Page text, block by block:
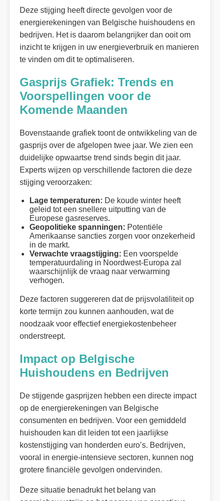
Deze stijging heeft directe gevolgen voor de
energierekeningen van Belgische huishoudens en
bedrijven. Het is daarom belangrijker dan ooit om
inzicht te krijgen in uw energieverbruik en manieren
te vinden om dit te optimaliseren.
Gasprijs Grafiek: Trends en
Voorspellingen voor de
Komende Maanden
Bovenstaande grafiek toont de ontwikkeling van de
gasprijs over de afgelopen twee jaar. We zien een
duidelijke opwaartse trend sinds begin dit jaar.
Experts wijzen op verschillende factoren die deze
stijging veroorzaken:
Lage temperaturen: De koude winter heeft
geleid tot een snellere uitputting van de
Europese gasreserves.
Geopolitieke spanningen: Potentiële
Amerikaanse sancties zorgen voor onzekerheid
in de markt.
Verwachte vraagstijging: Een voorspelde
temperatuurdaling in Noordwest-Europa zal
waarschijnlijk de vraag naar verwarming
verhogen.
Deze factoren suggereren dat de prijsvolatiliteit op
korte termijn zou kunnen aanhouden, wat de
noodzaak voor effectief energiekostenbeheer
onderstreept.
Impact op Belgische
Huishoudens en Bedrijven
De stijgende gasprijzen hebben een directe impact
op de energierekeningen van Belgische
consumenten en bedrijven. Voor een gemiddeld
huishouden kan dit leiden tot een jaarlijkse
kostenstijging van honderden euro’s. Bedrijven,
vooral in energie-intensieve sectoren, kunnen nog
grotere financiële gevolgen ondervinden.
Deze situatie benadrukt het belang van